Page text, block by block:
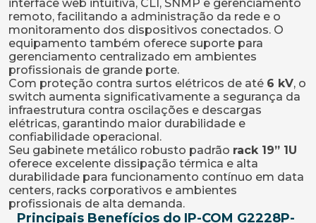
interface web intuitiva, CLI, SNMP e gerenciamento
remoto, facilitando a administração da rede e o
monitoramento dos dispositivos conectados. O
equipamento também oferece suporte para
gerenciamento centralizado em ambientes
profissionais de grande porte.
Com proteção contra surtos elétricos de até 6 kV, o
switch aumenta significativamente a segurança da
infraestrutura contra oscilações e descargas
elétricas, garantindo maior durabilidade e
confiabilidade operacional.
Seu gabinete metálico robusto padrão rack 19” 1U
oferece excelente dissipação térmica e alta
durabilidade para funcionamento contínuo em data
centers, racks corporativos e ambientes
profissionais de alta demanda.
Principais Benefícios do IP-COM G2228P-